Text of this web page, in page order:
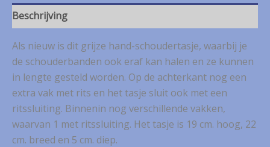
Beschrijving
Als nieuw is dit grijze hand-schoudertasje, waarbij je
de schouderbanden ook eraf kan halen en ze kunnen
in lengte gesteld worden. Op de achterkant nog een
extra vak met rits en het tasje sluit ook met een
ritssluiting. Binnenin nog verschillende vakken,
waarvan 1 met ritssluiting. Het tasje is 19 cm. hoog, 22
cm. breed en 5 cm. diep.